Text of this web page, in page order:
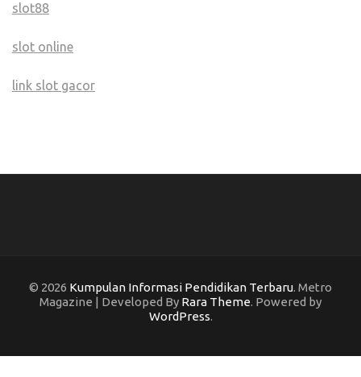
slot88
slot online
link slot gacor
© 2026 Kumpulan Informasi Pendidikan Terbaru. Metro
Magazine | Developed By Rara Theme. Powered by
WordPress.